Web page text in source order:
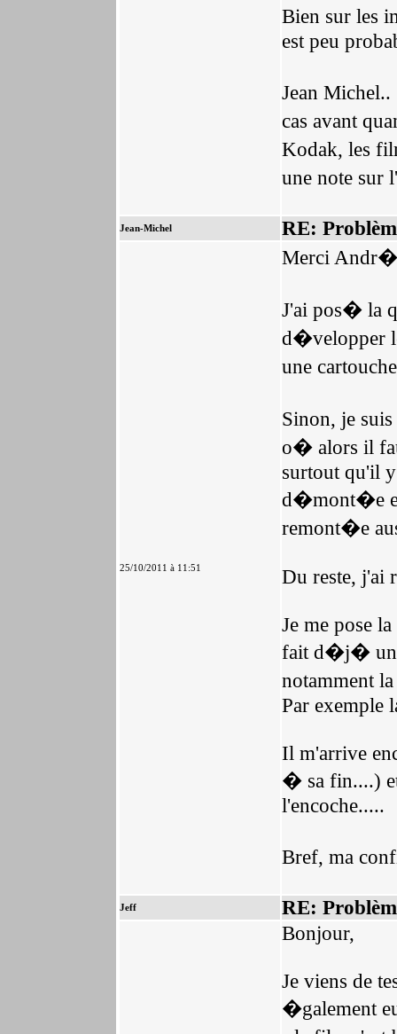
Bien sur les
est peu
Jean
cas avant
Kodak, les
une note sur
Jean-Michel RE:
25/10/2011 à 11:51
Merci
J'ai pos� la
d�velopper
une
Sinon, je
o� alors il
surtout qu'il
d�mont�e
remont�e
Du reste, j'ai
Je me pose
fait d�j� un
notamment
Par exemple
Il m'arrive
� sa fin....)
l'encoche.....
Bref, ma
Jeff
RE:
Bonjour,
Je viens de
�galement